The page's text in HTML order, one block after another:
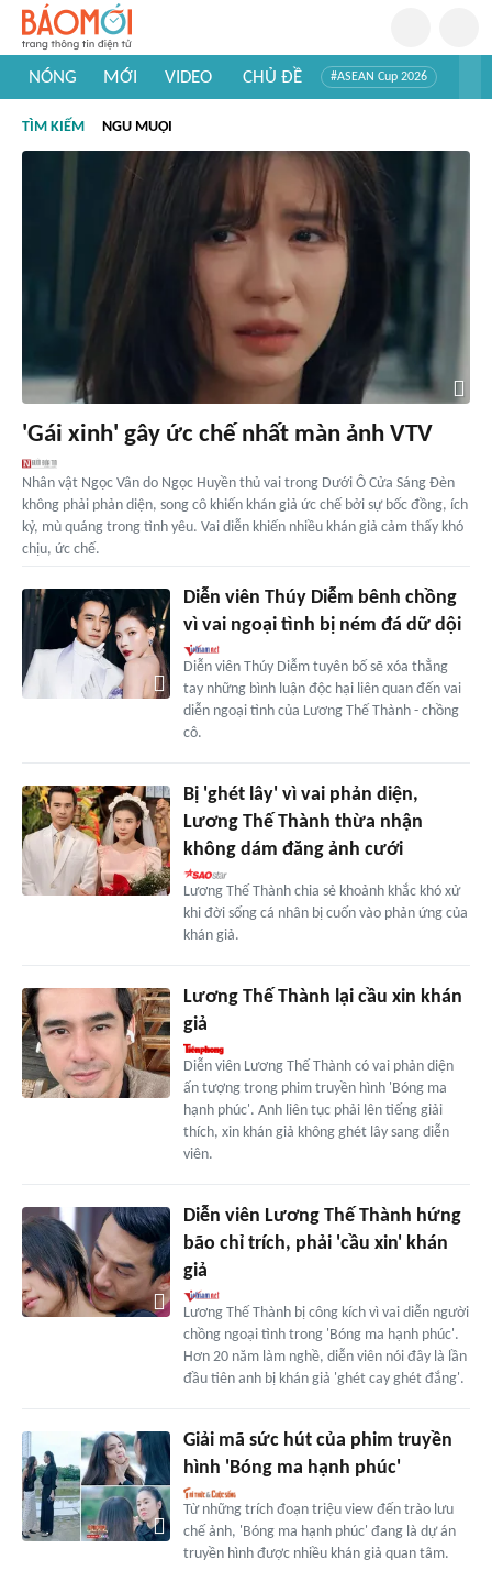
NÓNG MỚI VIDEO CHỦ ĐỀ #ASEAN Cup 2026
#Khám phá thế giới
TÌM KIẾM NGU MUỘI
'Gái xinh' gây ức chế nhất màn ảnh VTV
Nhân vật Ngọc Vân do Ngọc Huyền thủ vai trong Dưới Ô Cửa Sáng Đèn
không phải phản diện, song cô khiến khán giả ức chế bởi sự bốc đồng, ích
kỷ, mù quáng trong tình yêu. Vai diễn khiến nhiều khán giả cảm thấy khó
chịu, ức chế.
Diễn viên Thúy Diễm bênh chồng
vì vai ngoại tình bị ném đá dữ dội
Diễn viên Thúy Diễm tuyên bố sẽ xóa thẳng
tay những bình luận độc hại liên quan đến vai
diễn ngoại tình của Lương Thế Thành - chồng
cô.
Bị 'ghét lây' vì vai phản diện,
Lương Thế Thành thừa nhận
không dám đăng ảnh cưới
Lương Thế Thành chia sẻ khoảnh khắc khó xử
khi đời sống cá nhân bị cuốn vào phản ứng của
khán giả.
Lương Thế Thành lại cầu xin khán
giả
Diễn viên Lương Thế Thành có vai phản diện
ấn tượng trong phim truyền hình 'Bóng ma
hạnh phúc'. Anh liên tục phải lên tiếng giải
thích, xin khán giả không ghét lây sang diễn
viên.
Diễn viên Lương Thế Thành hứng
bão chỉ trích, phải 'cầu xin' khán
giả
Lương Thế Thành bị công kích vì vai diễn người
chồng ngoại tình trong 'Bóng ma hạnh phúc'.
Hơn 20 năm làm nghề, diễn viên nói đây là lần
đầu tiên anh bị khán giả 'ghét cay ghét đắng'.
Giải mã sức hút của phim truyền
hình 'Bóng ma hạnh phúc'
Từ những trích đoạn triệu view đến trào lưu
chế ảnh, 'Bóng ma hạnh phúc' đang là dự án
truyền hình được nhiều khán giả quan tâm.